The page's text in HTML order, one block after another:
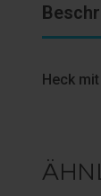
Heck